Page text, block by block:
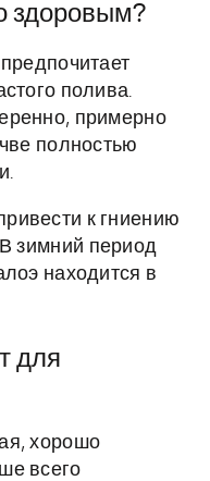
здоровым?
полива.
примерно
полностью
к гниению
зимний период
находится в
для
хорошо
всего